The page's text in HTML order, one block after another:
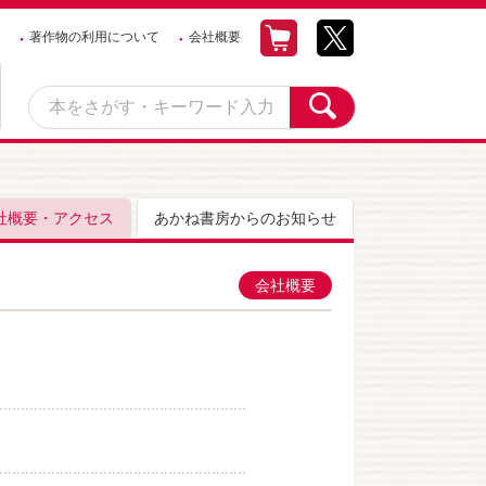
著作物の利用について 会社概要
概要・アクセス あかね書房からのお知らせ
会社概要